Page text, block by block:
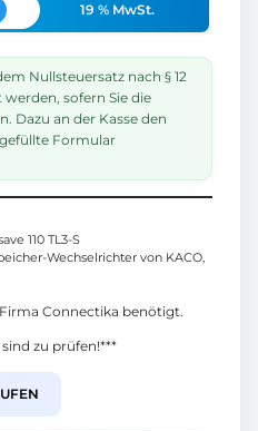
19 % MwSt.
Nullsteuersatz nach § 12
werden, sofern Sie die
Dazu an der Kasse den
Formular
110 TL3-S
Wechselrichter von KACO,
Connectika benötigt.
zu prüfen!***